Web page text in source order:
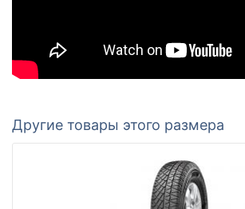
Другие товары этого размера